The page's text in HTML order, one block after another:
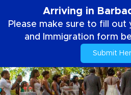
Arriving in
Please make sure to fill out
and Immigration form
Submit